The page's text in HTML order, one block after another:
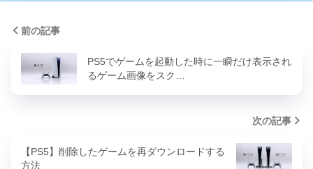
前の記事
PS5でゲームを起動した時に一瞬だけ表示され
るゲーム画像をスク…
次の記事
【PS5】削除したゲームを再ダウンロードする
方法